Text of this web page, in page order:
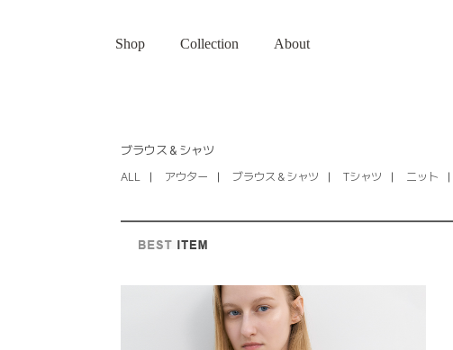
Shop Collection About
ブラウス＆シャツ
ALL アウター ブラウス＆シャツ Tシャツ ニット